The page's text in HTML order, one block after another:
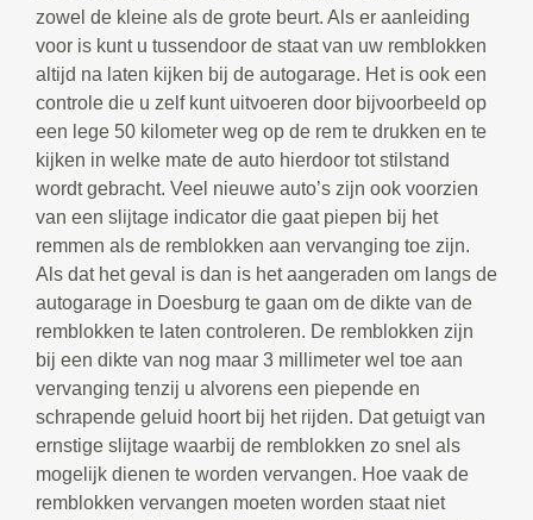
zowel de kleine als de grote beurt. Als er aanleiding
voor is kunt u tussendoor de staat van uw remblokken
altijd na laten kijken bij de autogarage. Het is ook een
controle die u zelf kunt uitvoeren door bijvoorbeeld op
een lege 50 kilometer weg op de rem te drukken en te
kijken in welke mate de auto hierdoor tot stilstand
wordt gebracht. Veel nieuwe auto’s zijn ook voorzien
van een slijtage indicator die gaat piepen bij het
remmen als de remblokken aan vervanging toe zijn.
Als dat het geval is dan is het aangeraden om langs de
autogarage in Doesburg te gaan om de dikte van de
remblokken te laten controleren. De remblokken zijn
bij een dikte van nog maar 3 millimeter wel toe aan
vervanging tenzij u alvorens een piepende en
schrapende geluid hoort bij het rijden. Dat getuigt van
ernstige slijtage waarbij de remblokken zo snel als
mogelijk dienen te worden vervangen. Hoe vaak de
remblokken vervangen moeten worden staat niet